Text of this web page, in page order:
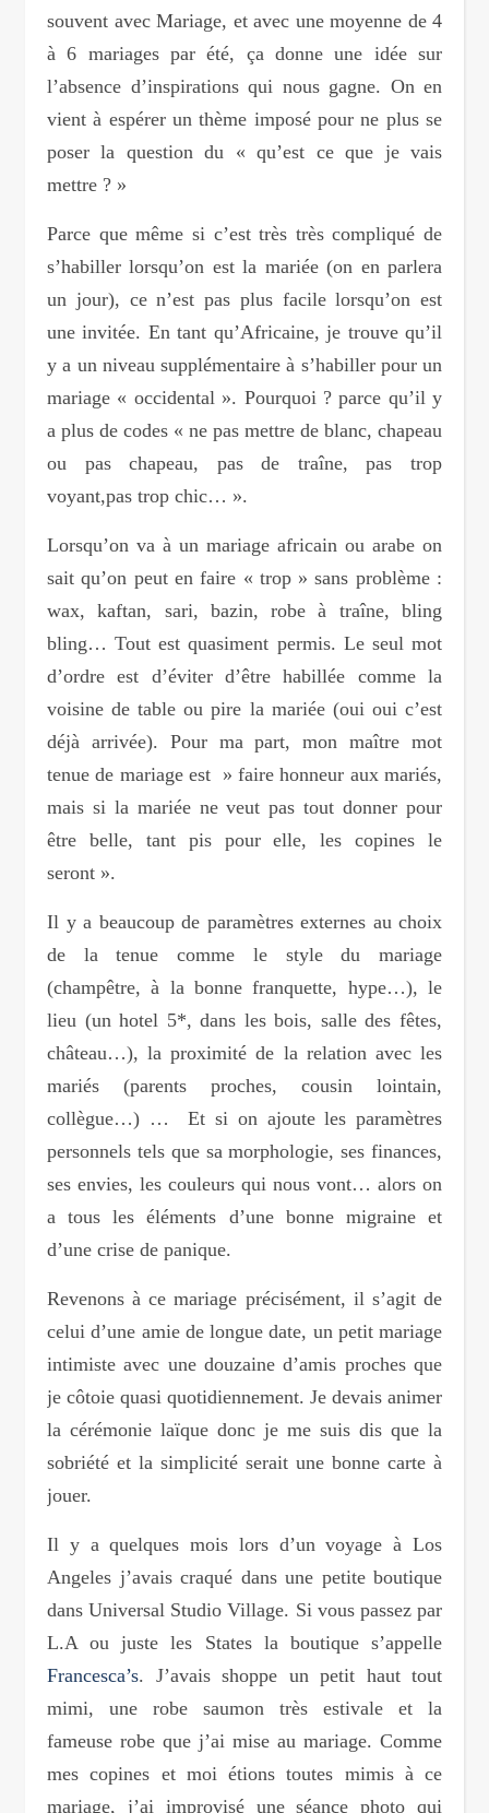
souvent avec Mariage, et avec une moyenne de 4
à 6 mariages par été, ça donne une idée sur
l’absence d’inspirations qui nous gagne. On en
vient à espérer un thème imposé pour ne plus se
poser la question du « qu’est ce que je vais
mettre ? »
Parce que même si c’est très très compliqué de
s’habiller lorsqu’on est la mariée (on en parlera
un jour), ce n’est pas plus facile lorsqu’on est
une invitée. En tant qu’Africaine, je trouve qu’il
y a un niveau supplémentaire à s’habiller pour un
mariage « occidental ». Pourquoi ? parce qu’il y
a plus de codes « ne pas mettre de blanc, chapeau
ou pas chapeau, pas de traîne, pas trop
voyant,pas trop chic… ».
Lorsqu’on va à un mariage africain ou arabe on
sait qu’on peut en faire « trop » sans problème :
wax, kaftan, sari, bazin, robe à traîne, bling
bling… Tout est quasiment permis. Le seul mot
d’ordre est d’éviter d’être habillée comme la
voisine de table ou pire la mariée (oui oui c’est
déjà arrivée). Pour ma part, mon maître mot
tenue de mariage est » faire honneur aux mariés,
mais si la mariée ne veut pas tout donner pour
être belle, tant pis pour elle, les copines le
seront ».
Il y a beaucoup de paramètres externes au choix
de la tenue comme le style du mariage
(champêtre, à la bonne franquette, hype…), le
lieu (un hotel 5*, dans les bois, salle des fêtes,
château…), la proximité de la relation avec les
mariés (parents proches, cousin lointain,
collègue…) … Et si on ajoute les paramètres
personnels tels que sa morphologie, ses finances,
ses envies, les couleurs qui nous vont… alors on
a tous les éléments d’une bonne migraine et
d’une crise de panique.
Revenons à ce mariage précisément, il s’agit de
celui d’une amie de longue date, un petit mariage
intimiste avec une douzaine d’amis proches que
je côtoie quasi quotidiennement. Je devais animer
la cérémonie laïque donc je me suis dis que la
sobriété et la simplicité serait une bonne carte à
jouer.
Il y a quelques mois lors d’un voyage à Los
Angeles j’avais craqué dans une petite boutique
dans Universal Studio Village. Si vous passez par
L.A ou juste les States la boutique s’appelle
Francesca’s. J’avais shoppe un petit haut tout
mimi, une robe saumon très estivale et la
fameuse robe que j’ai mise au mariage. Comme
mes copines et moi étions toutes mimis à ce
mariage, j’ai improvisé une séance photo qui